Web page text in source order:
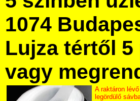
1074
Lujza tértől
vagy
A raktáron
legördülő